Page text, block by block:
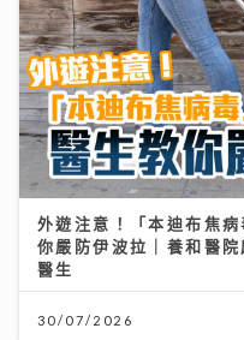
外遊注意！「本迪布焦
你嚴防伊波拉｜養和醫
醫生
30/07/2026